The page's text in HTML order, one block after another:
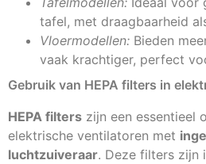
tafel, met draagbaarheid
Vloermodellen: Bieden
vaak krachtiger, perfect
Gebruik van HEPA filters in
HEPA filters zijn een essentieel
elektrische ventilatoren met
luchtzuiveraar. Deze filters zijn